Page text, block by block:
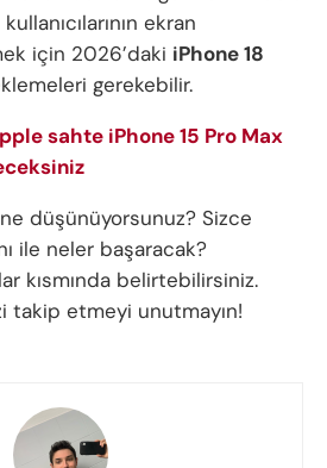
ekran
için 2026’daki iPhone 18
gerekebilir.
sahte iPhone 15 Pro Max
düşünüyorsunuz? Sizce
ile neler başaracak?
kısmında belirtebilirsiniz.
takip etmeyi unutmayın!